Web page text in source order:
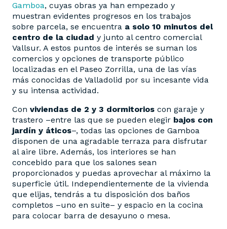
Gamboa, cuyas obras ya han empezado y
muestran evidentes progresos en los trabajos
sobre parcela, se encuentra a solo 10 minutos del
centro de la ciudad y junto al centro comercial
Vallsur. A estos puntos de interés se suman los
comercios y opciones de transporte público
localizadas en el Paseo Zorrilla, una de las vías
más conocidas de Valladolid por su incesante vida
y su intensa actividad.
Con viviendas de 2 y 3 dormitorios con garaje y
trastero –entre las que se pueden elegir bajos con
jardín y áticos–, todas las opciones de Gamboa
disponen de una agradable terraza para disfrutar
al aire libre. Además, los interiores se han
concebido para que los salones sean
proporcionados y puedas aprovechar al máximo la
superficie útil. Independientemente de la vivienda
que elijas, tendrás a tu disposición dos baños
completos –uno en suite– y espacio en la cocina
para colocar barra de desayuno o mesa.